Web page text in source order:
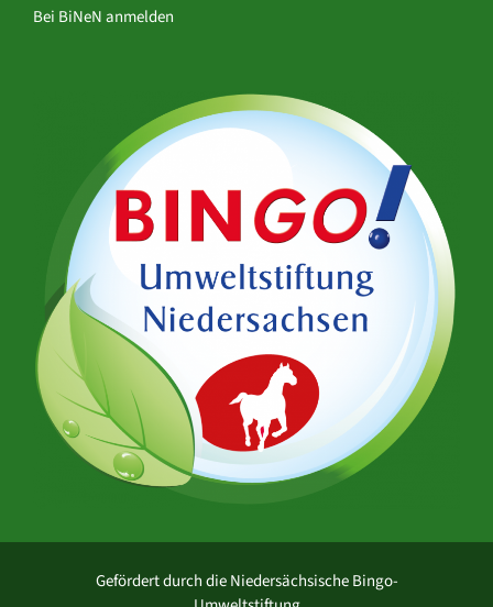
Bei BiNeN anmelden
Gefördert durch die Niedersächsische Bingo-